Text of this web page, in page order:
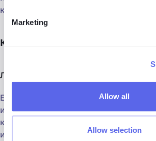
Marketing
Allow all
Allow selection
контент, созданный ИИ.
Как это работает:
Лица
Если вы загрузите лицо на lenso.ai, и
изображения разных людей, все они
как созданные ИИ. Это значит, что
изображение, вероятно, тоже было